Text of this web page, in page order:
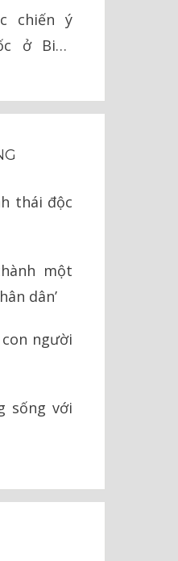
chiến ý
ở Biển
thái độc
một
dân’
người
sống với